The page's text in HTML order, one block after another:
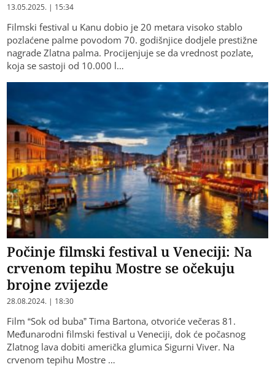
13.05.2025. | 15:34
Filmski festival u Kanu dobio je 20 metara visoko stablo
pozlaćene palme povodom 70. godišnjice dodjele prestižne
nagrade Zlatna palma. Procijenjuje se da vrednost pozlate,
koja se sastoji od 10.000 l…
Počinje filmski festival u Veneciji: Na
crvenom tepihu Mostre se očekuju
brojne zvijezde
28.08.2024. | 18:30
Film “Sok od buba” Tima Bartona, otvoriće večeras 81.
Međunarodni filmski festival u Veneciji, dok će počasnog
Zlatnog lava dobiti američka glumica Sigurni Viver. Na
crvenom tepihu Mostre …